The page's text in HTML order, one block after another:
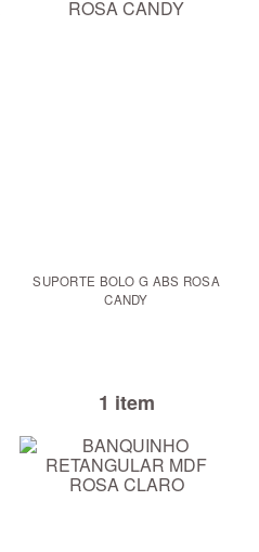
SUPORTE BOLO G ABS ROSA
CANDY
1 item